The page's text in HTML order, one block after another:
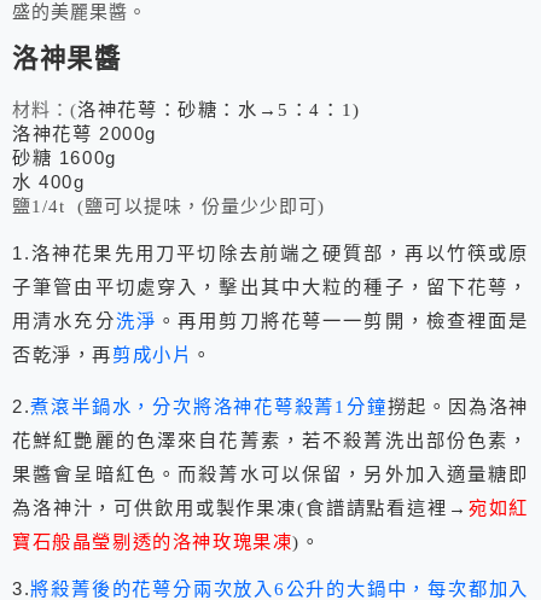
盛的美麗果醬。
洛神果醬
材料：(洛神花萼：砂糖：水→ 5 ：4 ： 1)
洛神花萼 2000g
砂糖 1600g
水 400g
鹽1/4t (鹽可以提味，份量少少即可)
1.洛神花果先用刀平切除去前端之硬質部，再以竹筷或原
子筆管由平切處穿入，擊出其中大粒的種子，留下花萼，
用清水充分洗淨 。再用剪刀將花萼一一剪開，檢查裡面是
否乾淨，再剪成小片 。
2.煮滾半鍋水，分次將洛神花萼殺菁1 分鐘撈起。因為洛神
花鮮紅艷麗的色澤來自花菁素，若不殺菁洗出部份色素，
果醬會呈暗紅色。而殺菁水可以保留，另外加入適量糖即
為洛神汁，可供飲用或製作果凍(食譜請點看這裡→ 宛如紅
寶石般晶瑩剔透的洛神玫瑰果凍) 。
3.將殺菁後的花萼分兩次放入 6公升的大鍋中，每次都加入